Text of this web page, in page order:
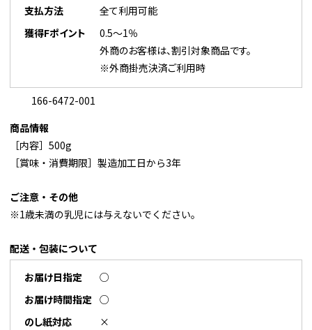
支払方法
全て利用可能
獲得Fポイント
0.5～1％
外商のお客様は、割引対象商品です。
※外商掛売決済ご利用時
166-6472-001
商品情報
［内容］500g
［賞味・消費期限］製造加工日から3年
ご注意・その他
※1歳未満の乳児には与えないでください。
配送・包装について
お届け日指定
○
お届け時間指定 ○
のし紙対応
×